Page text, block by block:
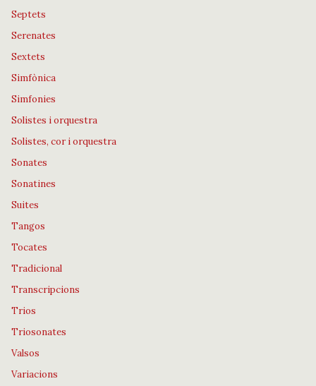
Septets
Serenates
Sextets
Simfònica
Simfonies
Solistes i orquestra
Solistes, cor i orquestra
Sonates
Sonatines
Suites
Tangos
Tocates
Tradicional
Transcripcions
Trios
Triosonates
Valsos
Variacions